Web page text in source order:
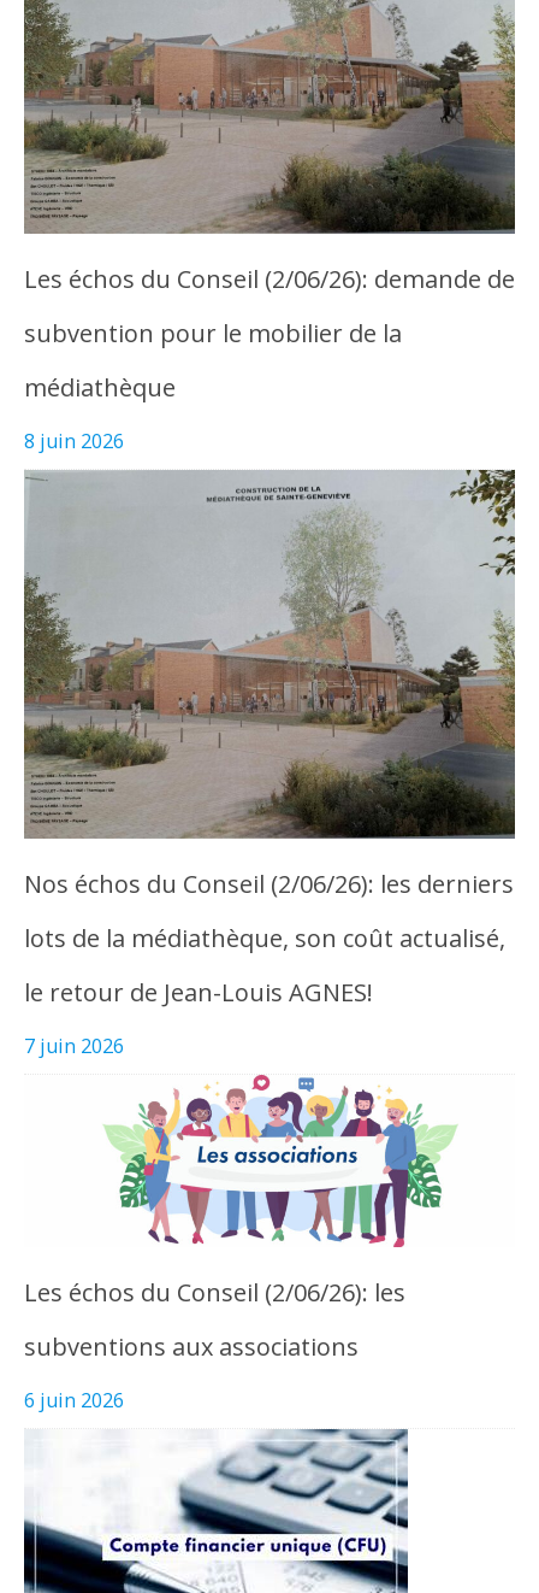
Les échos du Conseil (2/06/26): demande de
subvention pour le mobilier de la
médiathèque
8 juin 2026
Nos échos du Conseil (2/06/26): les derniers
lots de la médiathèque, son coût actualisé,
le retour de Jean-Louis AGNES!
7 juin 2026
Les échos du Conseil (2/06/26): les
subventions aux associations
6 juin 2026